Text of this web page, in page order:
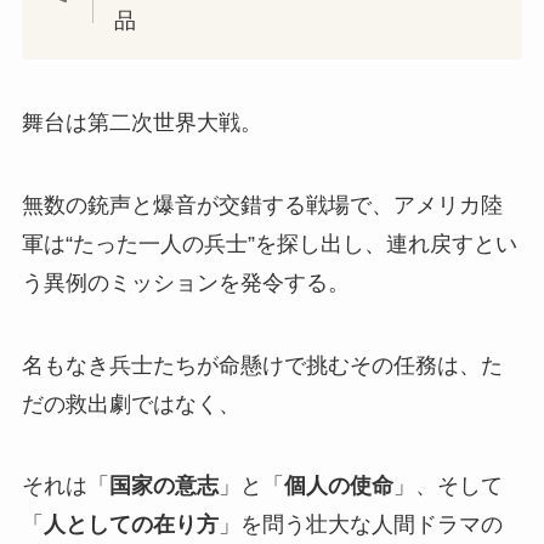
品
舞台は第二次世界大戦。
無数の銃声と爆音が交錯する戦場で、アメリカ陸
軍は“たった一人の兵士”を探し出し、連れ戻すとい
う異例のミッションを発令する。
名もなき兵士たちが命懸けで挑むその任務は、た
だの救出劇ではなく、
それは「 国家の意志」と「 個人の使命」、そして
「 人としての在り方」を問う壮大な人間ドラマの